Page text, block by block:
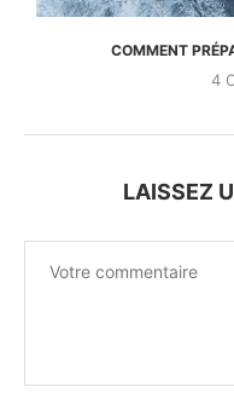
COMMENT
4
LAISSEZ